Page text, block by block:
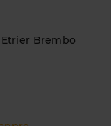
Etrier Brembo